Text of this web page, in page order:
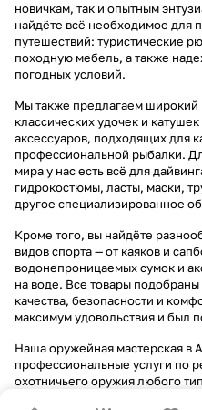
новичкам, так и опытным
найдёте всё необходимое для
путешествий: туристические
походную мебель, а также
погодных условий.
Мы также предлагаем широкий
классических удочек и
аксессуаров, подходящих для
профессиональной рыбалки.
мира у нас есть всё для
гидрокостюмы, ласты, маски,
другое специализированное
Кроме того, вы найдёте
видов спорта — от каяков и
водонепроницаемых сумок и
на воде. Все товары подобраны
качества, безопасности и
максимум удовольствия и был
Наша оружейная мастерская в
профессиональные услуги по
охотничьего оружия любого